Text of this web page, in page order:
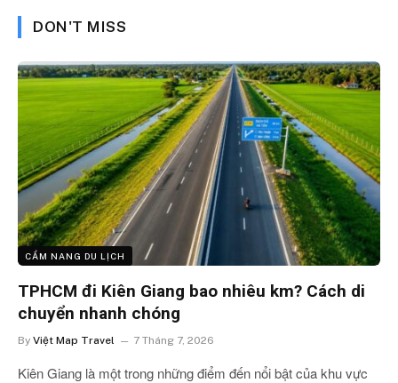
DON'T MISS
CẨM NANG DU LỊCH
TPHCM đi Kiên Giang bao nhiêu km? Cách di
chuyển nhanh chóng
By Việt Map Travel 7 Tháng 7, 2026
Kiên Giang là một trong những điểm đến nổi bật của khu vực